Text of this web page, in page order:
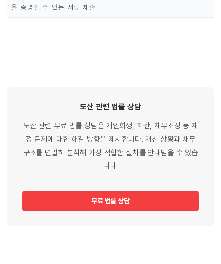
을 증명할 수 있는 서류 제출
도산 관련 법률 상담
도산 관련 무료 법률 상담은 개인회생, 파산, 채무조정 등 재
정 문제에 대한 해결 방향을 제시합니다. 재산 상황과 채무
구조를 면밀히 분석해 가장 적합한 절차를 안내받을 수 있습
니다.
무료 법률 상담